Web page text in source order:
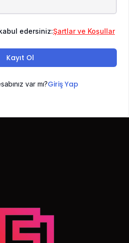
edersiniz:Şartlar ve Koşullar
Kayıt Ol
var mı?Giriş Yap